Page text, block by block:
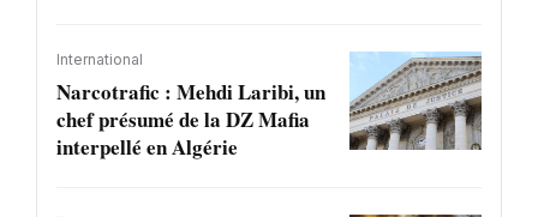
International
Narcotrafic : Mehdi Laribi, un
chef présumé de la DZ Mafia
interpellé en Algérie